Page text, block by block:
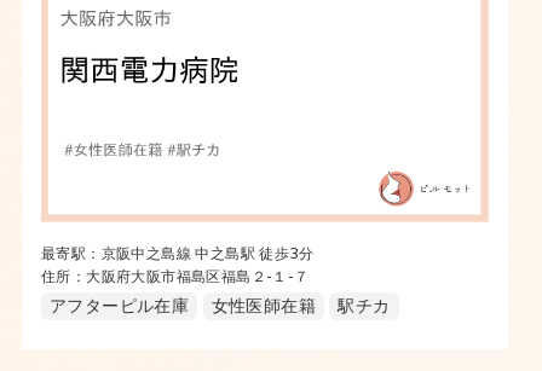
最寄駅：京阪中之島線 中之島駅 徒歩3分
住所：大阪府大阪市福島区福島２-１-７
アフターピル在庫 女性医師在籍 駅チカ